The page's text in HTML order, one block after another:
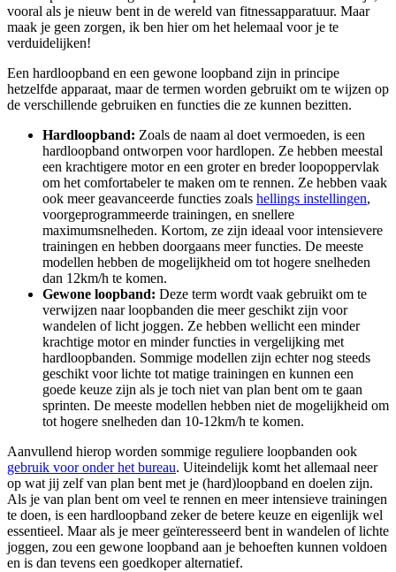
vooral als je nieuw bent in de wereld van fitnessapparatuur. Maar
maak je geen zorgen, ik ben hier om het helemaal voor je te
verduidelijken!
Een hardloopband en een gewone loopband zijn in principe
hetzelfde apparaat, maar de termen worden gebruikt om te wijzen op
de verschillende gebruiken en functies die ze kunnen bezitten.
Hardloopband: Zoals de naam al doet vermoeden, is een
hardloopband ontworpen voor hardlopen. Ze hebben meestal
een krachtigere motor en een groter en breder loopoppervlak
om het comfortabeler te maken om te rennen. Ze hebben vaak
ook meer geavanceerde functies zoals hellings instellingen,
voorgeprogrammeerde trainingen, en snellere
maximumsnelheden. Kortom, ze zijn ideaal voor intensievere
trainingen en hebben doorgaans meer functies. De meeste
modellen hebben de mogelijkheid om tot hogere snelheden
dan 12km/h te komen.
Gewone loopband: Deze term wordt vaak gebruikt om te
verwijzen naar loopbanden die meer geschikt zijn voor
wandelen of licht joggen. Ze hebben wellicht een minder
krachtige motor en minder functies in vergelijking met
hardloopbanden. Sommige modellen zijn echter nog steeds
geschikt voor lichte tot matige trainingen en kunnen een
goede keuze zijn als je toch niet van plan bent om te gaan
sprinten. De meeste modellen hebben niet de mogelijkheid om
tot hogere snelheden dan 10-12km/h te komen.
Aanvullend hierop worden sommige reguliere loopbanden ook
gebruik voor onder het bureau. Uiteindelijk komt het allemaal neer
op wat jij zelf van plan bent met je (hard)loopband en doelen zijn.
Als je van plan bent om veel te rennen en meer intensieve trainingen
te doen, is een hardloopband zeker de betere keuze en eigenlijk wel
essentieel. Maar als je meer geïnteresseerd bent in wandelen of lichte
joggen, zou een gewone loopband aan je behoeften kunnen voldoen
en is dan tevens een goedkoper alternatief.